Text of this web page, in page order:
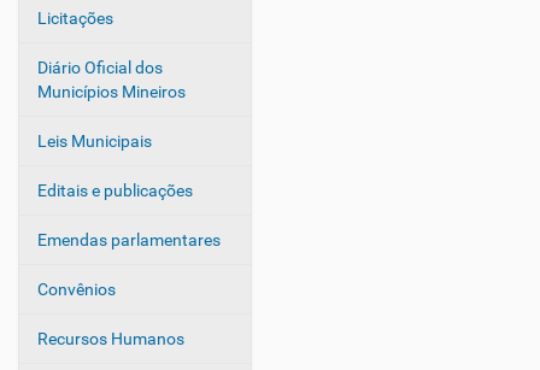
Licitações
Diário Oficial dos
Municípios Mineiros
Leis Municipais
Editais e publicações
Emendas parlamentares
Convênios
Recursos Humanos